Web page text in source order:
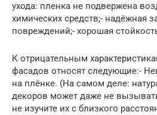
ухода: пленка не подвержена
химических средств;- надёжная
повреждений;- хорошая
К отрицательным
фасадов относят следующие:-
на плёнке. (На самом деле:
декоров может даже не
не изучите их с близкого